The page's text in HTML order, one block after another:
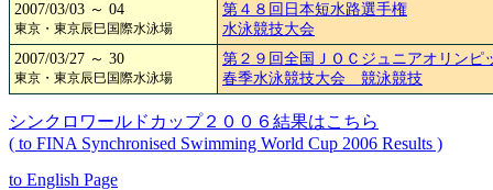
2007/03/03 ～ 04
東京・東京辰巳国際水泳場
第４８回日本短水路選手権
水泳競技大会
2007/03/27 ～ 30
東京・東京辰巳国際水泳場
第２９回全国ＪＯＣジュニアオリンピ
春季水泳競技大会 競泳競技
シンクロワールドカップ２００６結果はこちら
( to FINA Synchronised Swimming World Cup 2006 Results )
to English Page